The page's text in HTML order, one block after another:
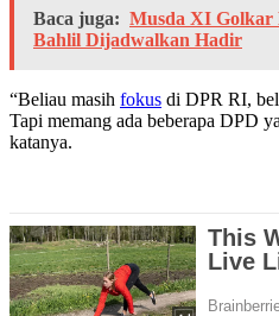
Baca juga: Musda XI Golkar
Bahlil Dijadwalkan Hadir
“Beliau masih fokus di DPR RI,
Tapi memang ada beberapa DPD
katanya.